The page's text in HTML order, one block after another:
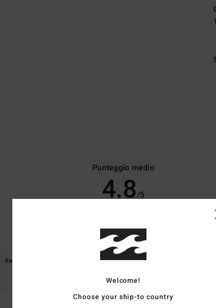
Punteggio medio
4.8/5
Il 73% dei nostri clienti consiglia questo prodotto
Rapporto qualità-prezzo
Taglia
Welcome!
Choose your ship-to country